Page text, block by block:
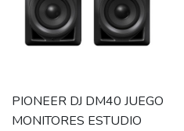
PIONEER DJ DM40 JUEGO
MONITORES ESTUDIO